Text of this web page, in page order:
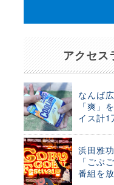
アクセス
なんば
「爽」
イス計1
浜田雅
「ごぶ
番組を